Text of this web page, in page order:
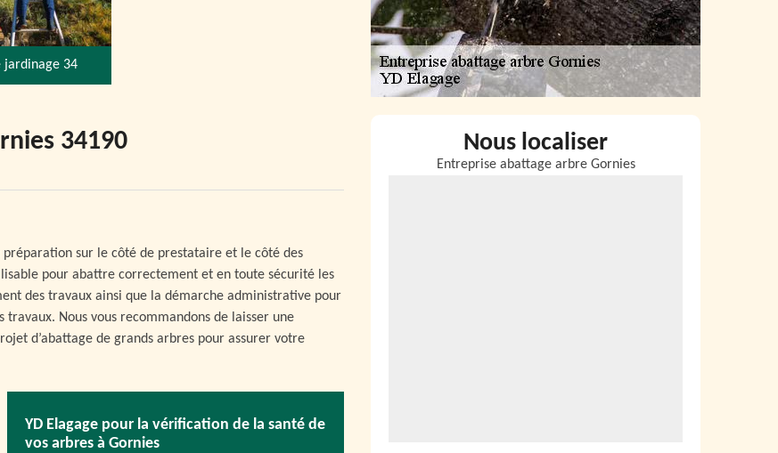
jardinage 34
34190
préparation sur le côté de prestataire et le côté des
pour abattre correctement et en toute sécurité les
des travaux ainsi que la démarche administrative pour
Nous vous recommandons de laisser une
d’abattage de grands arbres pour assurer votre
YD Elagage pour la vérification de la santé de
vos arbres à Gornies
Nous localiser
Entreprise abattage arbre Gornies